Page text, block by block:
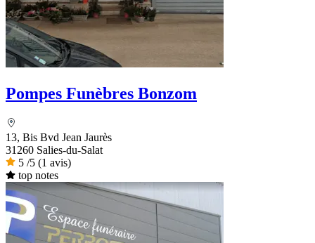
Pompes Funèbres Bonzom
13, Bis Bvd Jean Jaurès
31260 Salies-du-Salat
5 /5 (1 avis)
top notes